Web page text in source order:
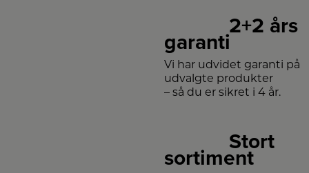
2+2 års
garanti
Vi har udvidet garanti på
udvalgte produkter
– så du er sikret i 4 år.
Stort
sortiment